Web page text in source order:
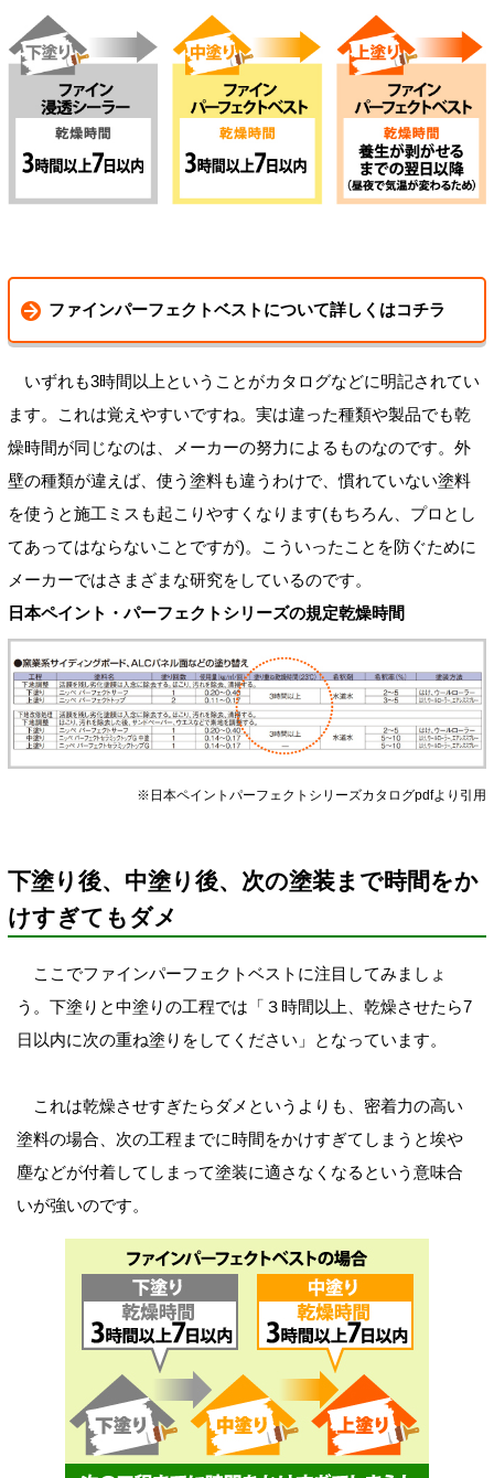
ファインパーフェクトベストについて詳しくはコチラ
いずれも3時間以上ということがカタログなどに明記されてい
ます。これは覚えやすいですね。実は違った種類や製品でも乾
燥時間が同じなのは、メーカーの努力によるものなのです。外
壁の種類が違えば、使う塗料も違うわけで、慣れていない塗料
を使うと施工ミスも起こりやすくなります(もちろん、プロとし
てあってはならないことですが)。こういったことを防ぐために
メーカーではさまざまな研究をしているのです。
日本ペイント・パーフェクトシリーズの規定乾燥時間
※日本ペイントパーフェクトシリーズカタログpdfより引用
下塗り後、中塗り後、次の塗装まで時間をか
けすぎてもダメ
ここでファインパーフェクトベストに注目してみましょ
う。下塗りと中塗りの工程では「３時間以上、乾燥させたら7
日以内に次の重ね塗りをしてください」となっています。
これは乾燥させすぎたらダメというよりも、密着力の高い
塗料の場合、次の工程までに時間をかけすぎてしまうと埃や
塵などが付着してしまって塗装に適さなくなるという意味合
いが強いのです。